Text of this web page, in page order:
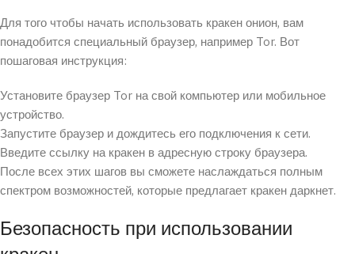
Для того чтобы начать использовать кракен онион, вам
понадобится специальный браузер, например Tor. Вот
пошаговая инструкция:
Установите браузер Tor на свой компьютер или мобильное
устройство.
Запустите браузер и дождитесь его подключения к сети.
Введите ссылку на кракен в адресную строку браузера.
После всех этих шагов вы сможете наслаждаться полным
спектром возможностей, которые предлагает кракен даркнет.
Безопасность при использовании